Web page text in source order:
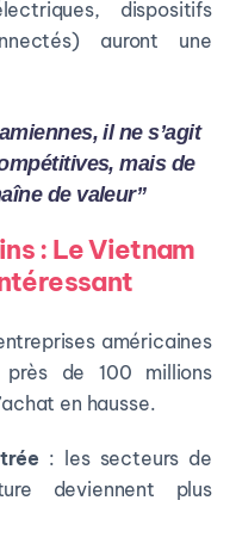
dispositifs
auront une
il ne s’agit
mais de
de valeur”
: Le Vietnam
américaines
près de 100 millions
en hausse.
: les secteurs de
deviennent plus